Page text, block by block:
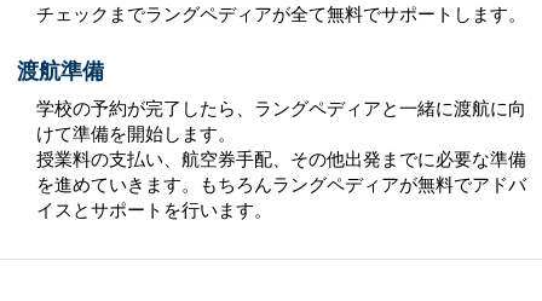
チェックまでラングペディアが全て無料でサポートします。
渡航準備
学校の予約が完了したら、ラングペディアと一緒に渡航に向
けて準備を開始します。
授業料の支払い、航空券手配、その他出発までに必要な準備
を進めていきます。もちろんラングペディアが無料でアドバ
イスとサポートを行います。